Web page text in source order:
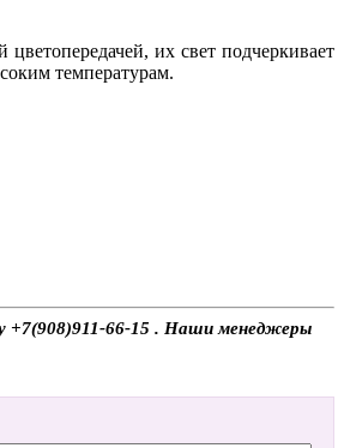
их свет подчеркивает
температурам.
+7(908)911-66-15 . Наши менеджеры